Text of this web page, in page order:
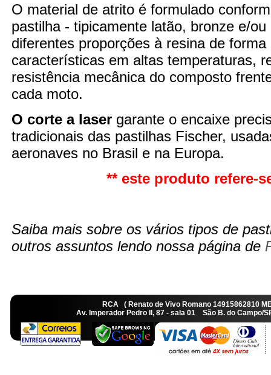
O material de atrito é formulado
pastilha - tipicamente latão, bronze e/
diferentes proporções à resina de
características em altas temperaturas,
resistência mecânica do composto
cada moto.
O corte a laser garante o encaixe
tradicionais das pastilhas Fischer,
aeronaves no Brasil e na Europa.
** este produto refere-
Saiba mais sobre os vários tipos de
outros assuntos lendo nossa página de
RCA ( Renato de Vivo Romano
Av. Imperador Pedro II, 87 - sala 01 São B. do